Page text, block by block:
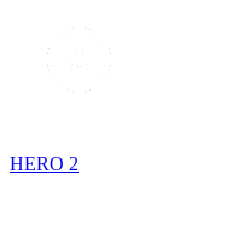
HERO 2